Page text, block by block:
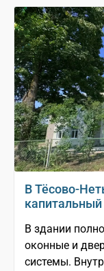
В Тёсово-
В здании
оконные и
системы.